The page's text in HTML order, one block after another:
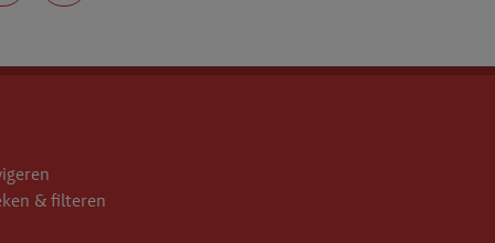
& filteren